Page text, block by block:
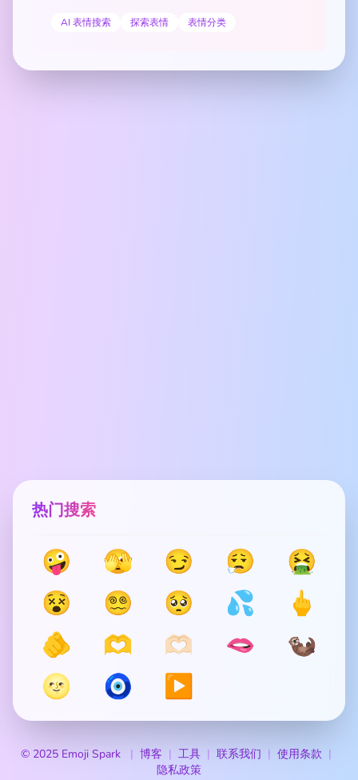
AI 表情搜索 探索表情 表情分类
热门搜索
🤪 🫣 😏 😮‍💨
🤮
😵
😵‍💫 🥺 💦
🖕
🫵
🫶 🫶🏻 🫦
🦦
🌝
🧿 ▶️
© 2025 Emoji Spark 博客 工具 联系我们
使用条款
隐私政策